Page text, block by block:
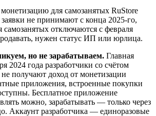
для самозанятых RuStore
не принимают с конца 2025-го,
отключаются с февраля
нужен статус ИП или юрлица.
но не зарабатываем. Главная
2024 года разработчики со счётом
получают доход от монетизации
приложения, встроенные покупки
Бесплатное приложение
можно, зарабатывать — только через
Аккаунт разработчика — единоразовые